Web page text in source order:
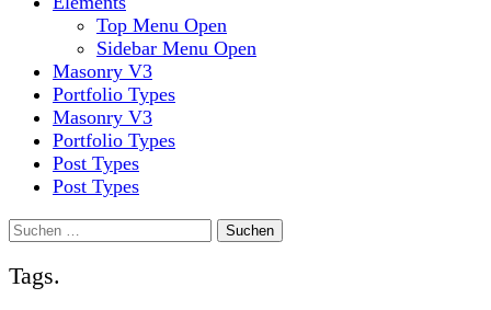
Top Menu Open
Sidebar Menu Open
Masonry V3
Portfolio Types
Masonry V3
Portfolio Types
Post Types
Post Types
Suchen
Tags.